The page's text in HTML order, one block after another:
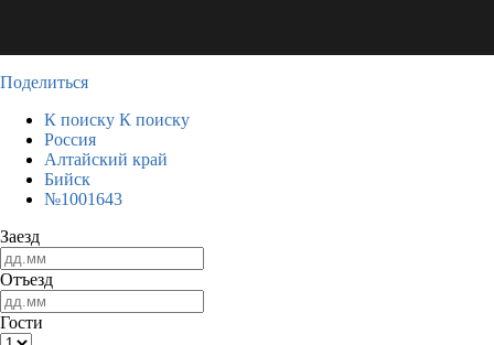
Поделиться
К поиску К поиску
Россия
Алтайский край
Бийск
№1001643
Заезд
Отъезд
Гости